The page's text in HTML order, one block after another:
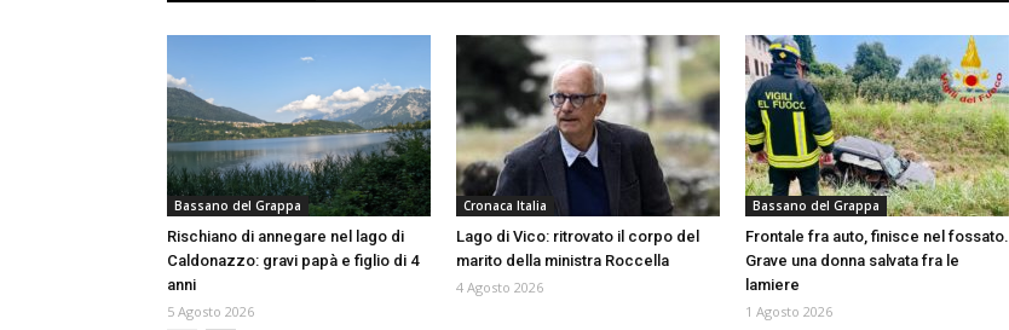
Bassano del Grappa
Rischiano di annegare nel lago di
Caldonazzo: gravi papà e figlio di 4
anni
5 Agosto 2026
Cronaca Italia
Lago di Vico: ritrovato il corpo del
marito della ministra Roccella
4 Agosto 2026
Bassano del Grappa
Frontale fra auto, finisce nel fossato.
Grave una donna salvata fra le
lamiere
1 Agosto 2026